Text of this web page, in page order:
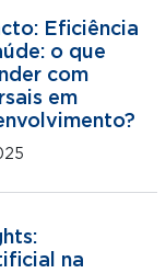
Eficiência
o que
com
em
na